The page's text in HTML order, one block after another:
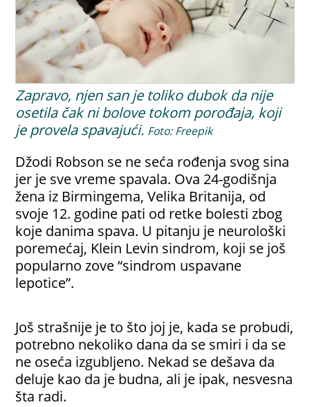
Zapravo, njen san je toliko dubok da nije
osetila čak ni bolove tokom porođaja, koji
je provela spavajući. Foto: Freepik
Džodi Robson se ne seća rođenja svog sina
jer je sve vreme spavala. Ova 24-godišnja
žena iz Birmingema, Velika Britanija, od
svoje 12. godine pati od retke bolesti zbog
koje danima spava. U pitanju je neurološki
poremećaj, Klein Levin sindrom, koji se još
popularno zove “sindrom uspavane
lepotice”.
Još strašnije je to što joj je, kada se probudi,
potrebno nekoliko dana da se smiri i da se
ne oseća izgubljeno. Nekad se dešava da
deluje kao da je budna, ali je ipak, nesvesna
šta radi.